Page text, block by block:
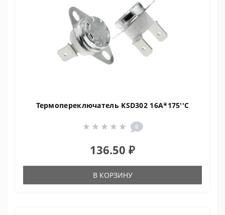
Термопереключатель KSD302 16A*175''C
0
136.50 ₽
В КОРЗИНУ